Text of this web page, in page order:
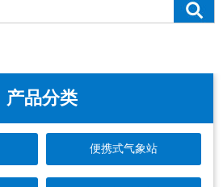
产品分类
便携式气象站